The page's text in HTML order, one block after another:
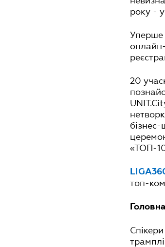
року -
Уперше
онлайн-
20
«ТОП-
топ-